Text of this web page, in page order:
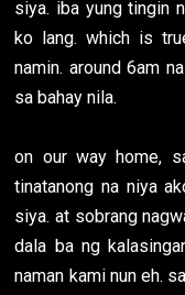
siya. iba yung tingin
ko lang. which is
namin. around 6am
sa bahay nila.
on our way home,
tinatanong na niya
siya. at sobrang
dala ba ng
naman kami nun eh.